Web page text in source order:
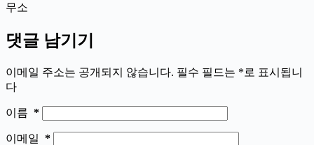
무소
댓글 남기기
이메일 주소는 공개되지 않습니다. 필수 필드는 *로 표시됩니
다
이름 *
이메일 *